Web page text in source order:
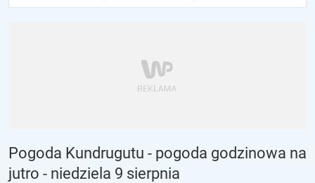
Pogoda Kundrugutu - pogoda godzinowa na
jutro - niedziela 9 sierpnia